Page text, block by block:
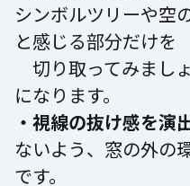
シンボルツリーや空
と感じる部分だけを
切り取ってみまし
になります。
・視線の抜け感を演
ないよう、窓の外の
です。